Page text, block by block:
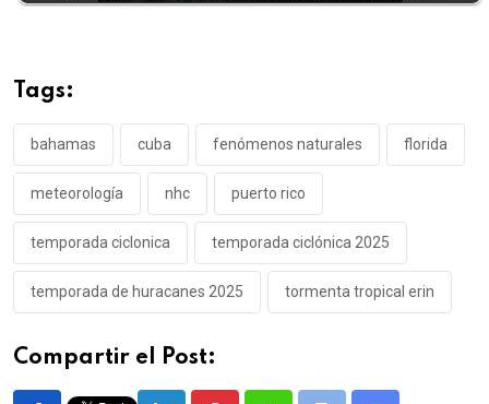
Tags:
bahamas cuba fenómenos naturales florida
meteorología nhc puerto rico
temporada ciclonica temporada ciclónica 2025
temporada de huracanes 2025 tormenta tropical erin
Compartir el Post: